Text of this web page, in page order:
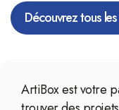
Découvrez tous
ArtiBox est votre